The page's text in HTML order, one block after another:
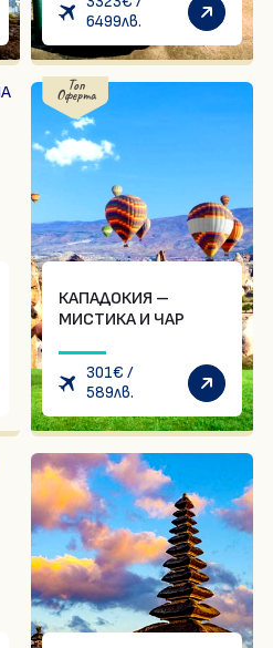
6499лв.
Топ
Оферта
КАПАДОКИЯ –
МИСТИКА И ЧАР
301€ /
589лв.